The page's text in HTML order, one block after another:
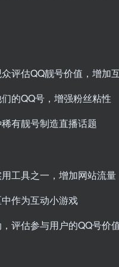
评估QQ靓号价值，增加
们的QQ号，增强粉丝粘性
稀有靓号制造直播话题
用工具之一，增加网站流量
中作为互动小游戏
，评估参与用户的QQ号价